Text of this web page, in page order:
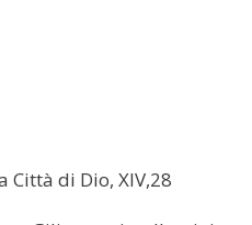
Città di Dio, XIV,28